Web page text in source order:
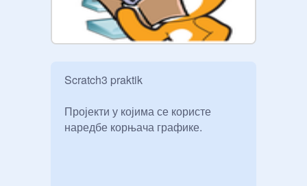
Scratch3 praktik
Пројекти у којима се користе
наредбе корњача графике.